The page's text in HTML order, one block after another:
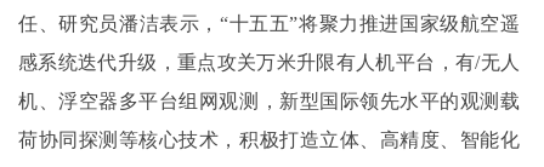
任、研究员潘洁表示，“十五五”将聚力推进国家级航空遥
感系统迭代升级，重点攻关万米升限有人机平台，有/无人
机、浮空器多平台组网观测，新型国际领先水平的观测载
荷协同探测等核心技术，积极打造立体、高精度、智能化